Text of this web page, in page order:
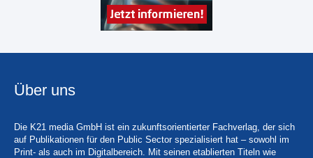
Über uns
Die K21 media GmbH ist ein zukunftsorientierter Fachverlag, der sich
auf Publikationen für den Public Sector spezialisiert hat – sowohl im
Print- als auch im Digitalbereich. Mit seinen etablierten Titeln wie